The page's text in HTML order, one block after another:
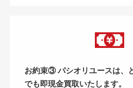
お約束③ パシオリユースは、
でも即現金買取いたします。